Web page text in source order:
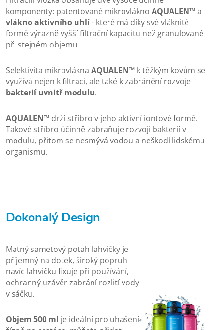
komponenty: patentované mikrovlákno AQUALEN™a
vlákno aktivního uhlí- které má díky své vláknité
formě výrazně vyšší filtrační kapacitu než granulované
při stejném objemu.
Selektivita mikrovlákna AQUALEN™ k těžkým kovům se
využívá nejen k filtraci, ale také k zabránění rozvoje
bakterií uvnitř modulu.
AQUALEN™ drží stříbro v jeho aktivní iontové formě.
Takové stříbro účinně zabraňuje rozvoji bakterií v
modulu, přitom se nesmývá vodou a neškodí lidskému
organismu.
Dokonalý Design
Matný sametový potah lahvičky je
příjemný na dotek, široký popruh
navíc lahvičku fixuje při používání,
ochranný uzávěr zabrání rozlití vody
v sáčku.
Objem 500 ml je ideální pro uhašení